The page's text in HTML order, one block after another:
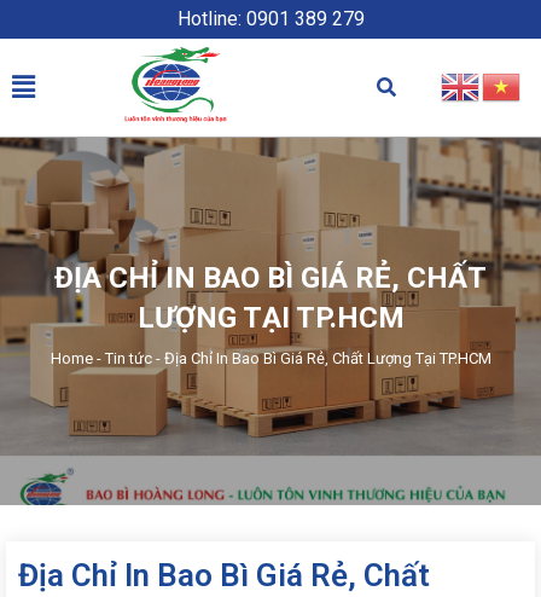
Hotline: 0901 389 279
ĐỊA CHỈ IN BAO BÌ GIÁ RẺ, CHẤT
LƯỢNG TẠI TP.HCM
Home-Tin tức- Địa Chỉ In Bao Bì Giá Rẻ, Chất Lượng Tại TP.HCM
Địa Chỉ In Bao Bì Giá Rẻ, Chất